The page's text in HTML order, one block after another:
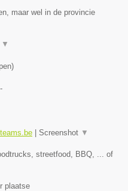
maar wel in de provincie
▼
)
-
Screenshot ▼
streetfood, BBQ, ... of
plaatse